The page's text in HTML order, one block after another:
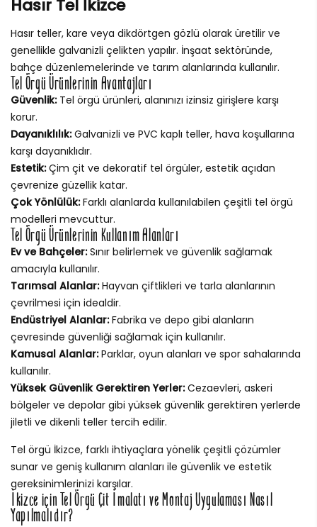
Hasır Tel İkizce
Hasır teller, kare veya dikdörtgen gözlü olarak üretilir ve
genellikle galvanizli çelikten yapılır. İnşaat sektöründe,
bahçe düzenlemelerinde ve tarım alanlarında kullanılır.
Tel Örgü Ürünlerinin Avantajları
Güvenlik:Tel örgü ürünleri, alanınızı izinsiz girişlere karşı
korur.
Dayanıklılık:Galvanizli ve PVC kaplı teller, hava koşullarına
karşı dayanıklıdır.
Estetik:Çim çit ve dekoratif tel örgüler, estetik açıdan
çevrenize güzellik katar.
Çok Yönlülük:Farklı alanlarda kullanılabilen çeşitli tel örgü
modelleri mevcuttur.
Tel Örgü Ürünlerinin Kullanım Alanları
Ev ve Bahçeler:Sınır belirlemek ve güvenlik sağlamak
amacıyla kullanılır.
Tarımsal Alanlar:Hayvan çiftlikleri ve tarla alanlarının
çevrilmesi için idealdir.
Endüstriyel Alanlar:Fabrika ve depo gibi alanların
çevresinde güvenliği sağlamak için kullanılır.
Kamusal Alanlar:Parklar, oyun alanları ve spor sahalarında
kullanılır.
Yüksek Güvenlik Gerektiren Yerler:Cezaevleri, askeri
bölgeler ve depolar gibi yüksek güvenlik gerektiren yerlerde
jiletli ve dikenli teller tercih edilir.
Tel örgü İkizce, farklı ihtiyaçlara yönelik çeşitli çözümler
sunar ve geniş kullanım alanları ile güvenlik ve estetik
gereksinimlerinizi karşılar.
İkizce için Tel Örgü Çit İmalatı ve Montaj Uygulaması Nasıl
Yapılmalıdır?